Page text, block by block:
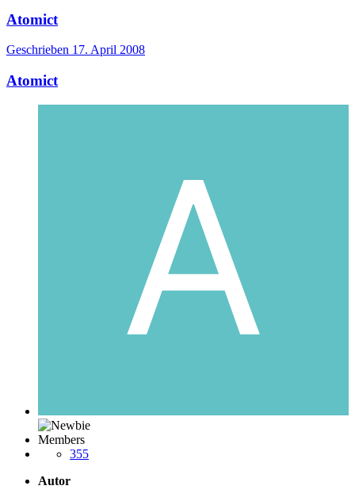
Atomict
Geschrieben 17. April 2008
Atomict
Members
355
Autor